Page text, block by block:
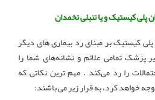
کیستیک و یا تنبلی تخمدان
کیستیک بر مبنای رد بیماری های دیگر
تمامی علائم و نشانه‌های شما را
را رد می‌کند . مهم ترین نکاتی که
خواهد کرد، به قرار زیر می باشند: